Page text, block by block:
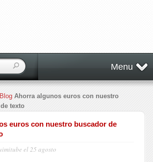
Menu
Ahorra algunos euros con nuestro
texto
euros con nuestro buscador de
el 25 agosto